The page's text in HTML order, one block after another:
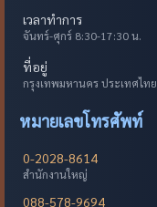
เวลาทำการ
จันทร์-ศุกร์ 8:30-17:30 น.
ที่อยู่
กรุงเทพมหานคร ประเทศไทย
หมายเลขโทรศัพท์
0-2028-8614
สำนักงานใหญ่
088-578-9694